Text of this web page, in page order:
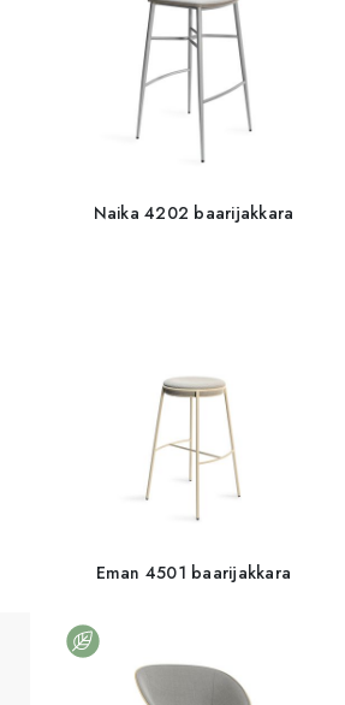
Naika 4202 baarijakkara
Eman 4501 baarijakkara